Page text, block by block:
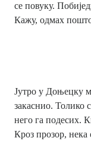
се повуку.
Кажу, одмах
Јутро у Доњецку
закаснио. Толико
него га подесих.
Кроз прозор, нека